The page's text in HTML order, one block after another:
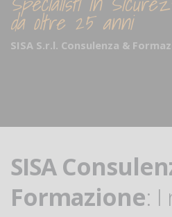
da oltre 25 anni
SISA S.r.l. Consulenza &
SISA
Formazione: I